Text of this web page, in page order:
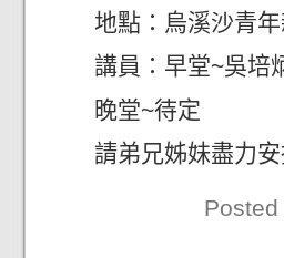
地點：烏溪沙青
講員：早堂~吳培
晚堂~待定
請弟兄姊妹盡力
Posted